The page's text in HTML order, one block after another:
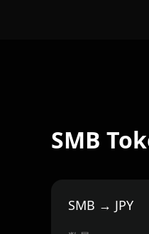
SMB
SMB → JPY